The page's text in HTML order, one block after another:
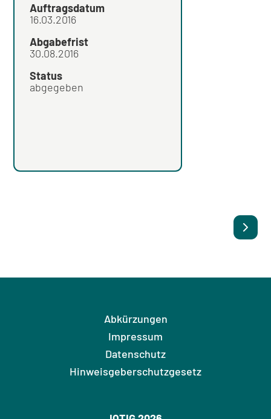
Auftragsdatum
16.03.2016
Abgabefrist
30.08.2016
Status
abgegeben
Abkürzungen
Impressum
Datenschutz
Hinweisgeberschutzgesetz